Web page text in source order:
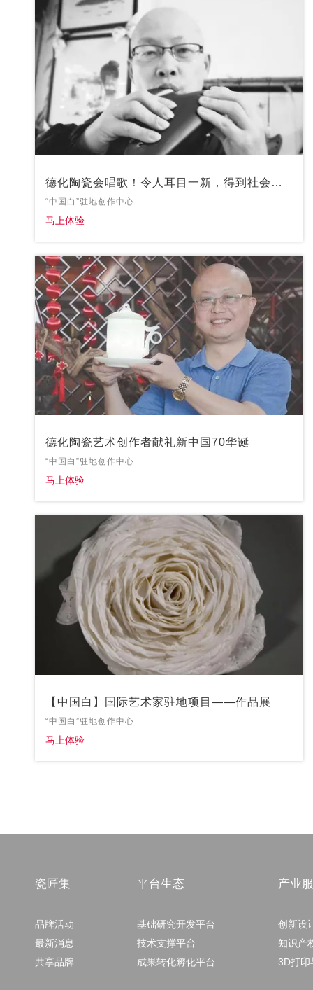
德化陶瓷会唱歌！令人耳目一新，得到社会各
界的赞赏！
“中国白”驻地创作中心
马上体验
德化陶瓷艺术创作者献礼新中国70华诞
“中国白”驻地创作中心
马上体验
【中国白】国际艺术家驻地项目——作品展
“中国白”驻地创作中心
马上体验
瓷匠集
品牌活动
最新消息
共享品牌
平台生态
基础研究开发平台
技术支撑平台
成果转化孵化平台
产业
创新设
知识产
3D打印